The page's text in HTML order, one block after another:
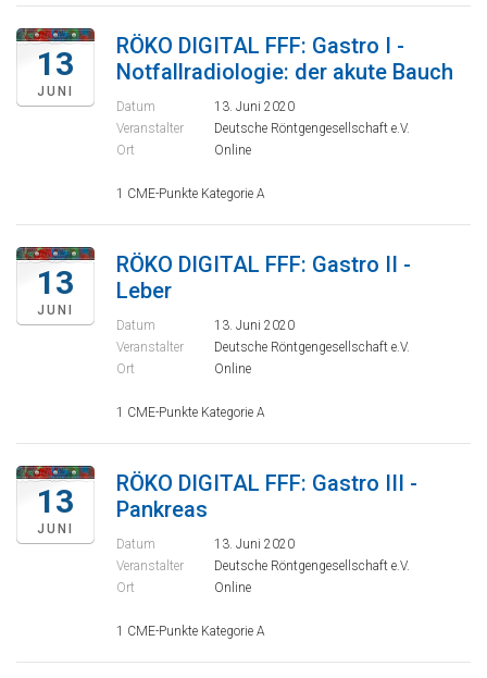
13
JUNI
RÖKO DIGITAL FFF: Gastro I -
Notfallradiologie: der akute Bauch
Datum
13. Juni 2020
Veranstalter
Deutsche Röntgengesellschaft e.V.
Ort
Online
1 CME-Punkte Kategorie A
13
JUNI
RÖKO DIGITAL FFF: Gastro II -
Leber
Datum
13. Juni 2020
Veranstalter
Deutsche Röntgengesellschaft e.V.
Ort
Online
1 CME-Punkte Kategorie A
13
JUNI
RÖKO DIGITAL FFF: Gastro III -
Pankreas
Datum
13. Juni 2020
Veranstalter
Deutsche Röntgengesellschaft e.V.
Ort
Online
1 CME-Punkte Kategorie A